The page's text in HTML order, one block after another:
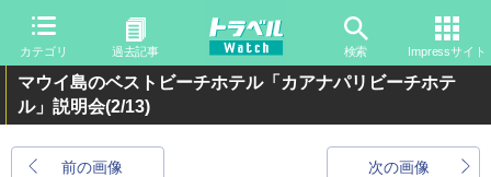
カテゴリ 過去記事 検索 Impressサイト
マウイ島のベストビーチホテル「カアナパリビーチホテ
ル」説明会(2/13)
前の画像 次の画像